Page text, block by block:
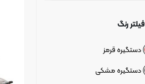
فیلتر رنگ
دستگیره قرمز
دستگیره مشکی